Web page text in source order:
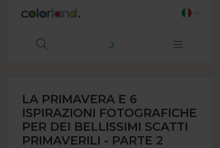
LA PRIMAVERA E 6
ISPIRAZIONI FOTOGRAFICHE
PER DEI BELLISSIMI SCATTI
PRIMAVERILI - PARTE 2